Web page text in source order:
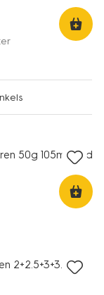
50g 105m rood
2+2.5+3+3.5 - 4